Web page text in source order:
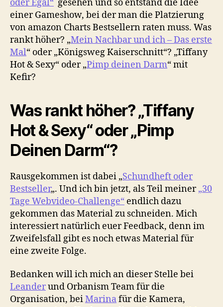
oder Egal“ gesehen und so entstand die Idee
einer Gameshow, bei der man die Platzierung
von amazon Charts Bestsellern raten muss. Was
rankt höher? „Mein Nachbar und ich – Das erste
Mal“ oder „Königsweg Kaiserschnitt“? „Tiffany
Hot & Sexy“ oder „Pimp deinen Darm“ mit
Kefir?
Was rankt höher? „Tiffany
Hot & Sexy“ oder „Pimp
Deinen Darm“?
Rausgekommen ist dabei „Schundheft oder
Bestseller„. Und ich bin jetzt, als Teil meiner„30
Tage Webvideo-Challenge“ endlich dazu
gekommen das Material zu schneiden. Mich
interessiert natürlich euer Feedback, denn im
Zweifelsfall gibt es noch etwas Material für
eine zweite Folge.
Bedanken will ich mich an dieser Stelle bei
Leanderund Orbanism Team für die
Organisation, beiMarinafür die Kamera,